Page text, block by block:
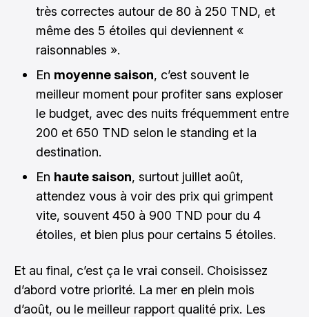
très correctes autour de 80 à 250 TND, et
même des 5 étoiles qui deviennent «
raisonnables ».
En moyenne saison, c’est souvent le
meilleur moment pour profiter sans exploser
le budget, avec des nuits fréquemment entre
200 et 650 TND selon le standing et la
destination.
En haute saison, surtout juillet août,
attendez vous à voir des prix qui grimpent
vite, souvent 450 à 900 TND pour du 4
étoiles, et bien plus pour certains 5 étoiles.
Et au final, c’est ça le vrai conseil. Choisissez
d’abord votre priorité. La mer en plein mois
d’août, ou le meilleur rapport qualité prix. Les